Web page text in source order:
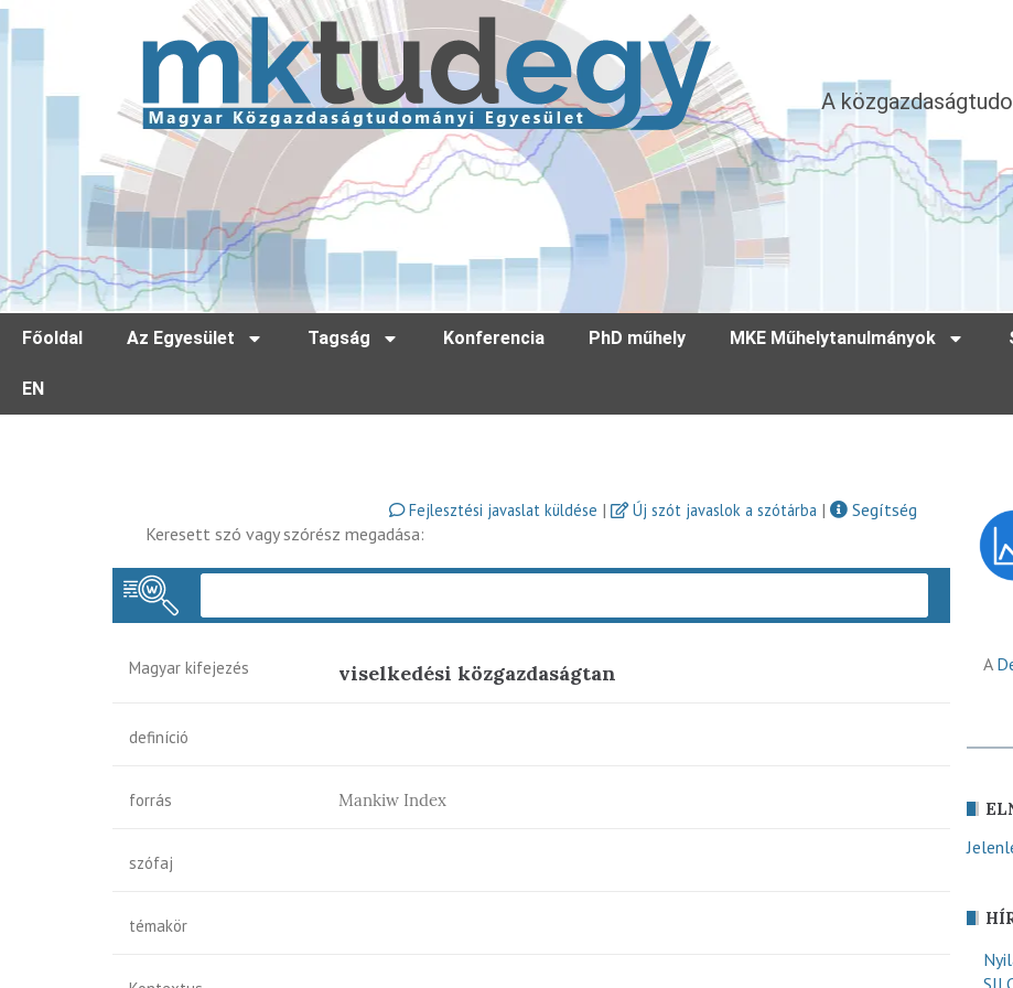
A
Főoldal Az Egyesület Tagság Konferencia PhD műhely MKE Műhelytanulmányok
EN
Fejlesztési javaslat küldése | Új szót javaslok a szótárba |
Segítség
Keresett szó vagy szórész megadása:
Magyar kifejezés viselkedési közgazdaságtan
definíció
forrás Mankiw Index
szófaj
témakör
A